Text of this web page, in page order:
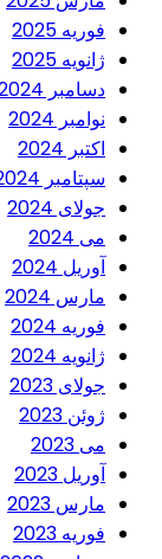
فوریه 2025
ژانویه 2025
دسامبر 2024
نوامبر 2024
اکتبر 2024
سپتامبر 2024
جولای 2024
می 2024
آوریل 2024
مارس 2024
فوریه 2024
ژانویه 2024
جولای 2023
ژوئن 2023
می 2023
آوریل 2023
مارس 2023
فوریه 2023